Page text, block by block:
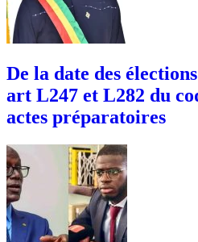
De la date des
art L247 et L282 du
actes préparatoires